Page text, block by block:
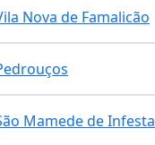
Nova de Famalicão
Mamede de Infesta